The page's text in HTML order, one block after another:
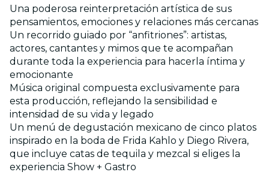
Una poderosa reinterpretación artística de sus
pensamientos, emociones y relaciones más cercanas
Un recorrido guiado por “anfitriones”: artistas,
actores, cantantes y mimos que te acompañan
durante toda la experiencia para hacerla íntima y
emocionante
Música original compuesta exclusivamente para
esta producción, reflejando la sensibilidad e
intensidad de su vida y legado
Un menú de degustación mexicano de cinco platos
inspirado en la boda de Frida Kahlo y Diego Rivera,
que incluye catas de tequila y mezcal si eliges la
experiencia Show + Gastro